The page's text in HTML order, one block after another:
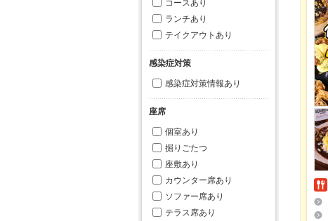
コースあり
ランチあり
テイクアウトあり
感染症対策
感染症対策情報あり
座席
個室あり
掘りごたつ
座敷あり
カウンター席あり
ソファー席あり
テラス席あり